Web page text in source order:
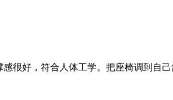
很好，符合人体工学。把座椅调到自